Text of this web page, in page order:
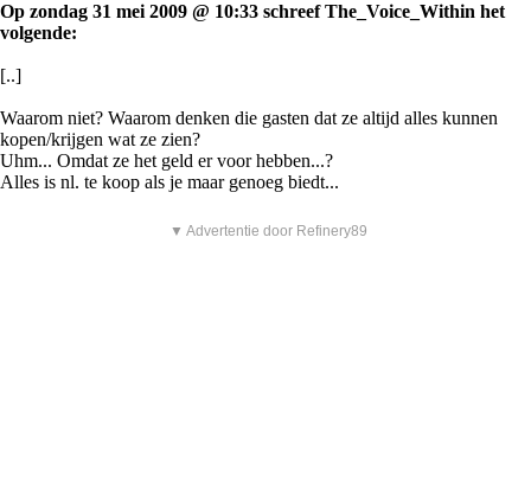
Op zondag 31 mei 2009 @ 10:33 schreef The_Voice_Within het
volgende:
[..]
Waarom niet? Waarom denken die gasten dat ze altijd alles kunnen
kopen/krijgen wat ze zien?
Uhm... Omdat ze het geld er voor hebben...?
Alles is nl. te koop als je maar genoeg biedt...
▼ Advertentie door Refinery89